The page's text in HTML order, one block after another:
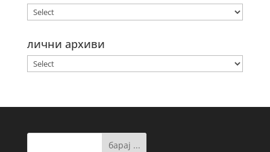
лични архиви